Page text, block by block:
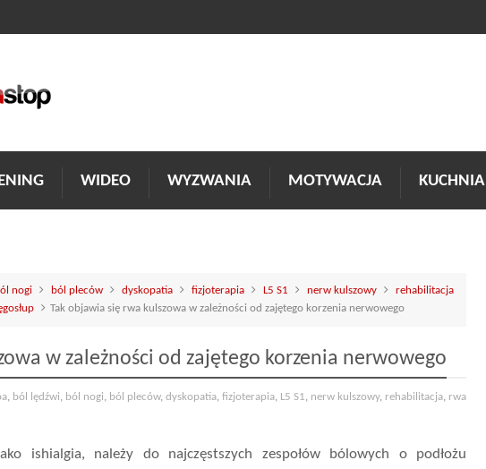
WIDEO WYZWANIA MOTYWACJA KUCHNIA
nogi ból pleców dyskopatia fizjoterapia L5 S1 nerw kulszowy
rehabilitacja
Tak objawia się rwa kulszowa w zależności od zajętego korzenia nerwowego
w zależności od zajętego korzenia nerwowego
, ból lędźwi, ból nogi, ból pleców, dyskopatia, fizjoterapia, L5 S1, nerw kulszowy, rehabilitacja, rwa
ishialgia, należy do najczęstszych zespołów bólowych o podłożu